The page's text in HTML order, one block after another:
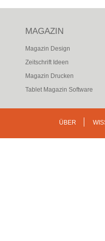
MAGAZIN
Magazin Design
Zeitschrift Ideen
Magazin Drucken
Tablet Magazin Software
ÜBER